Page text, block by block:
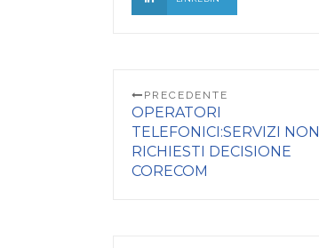
PRECEDENTE
OPERATORI
TELEFONICI:SERVIZI NON
RICHIESTI DECISIONE
CORECOM